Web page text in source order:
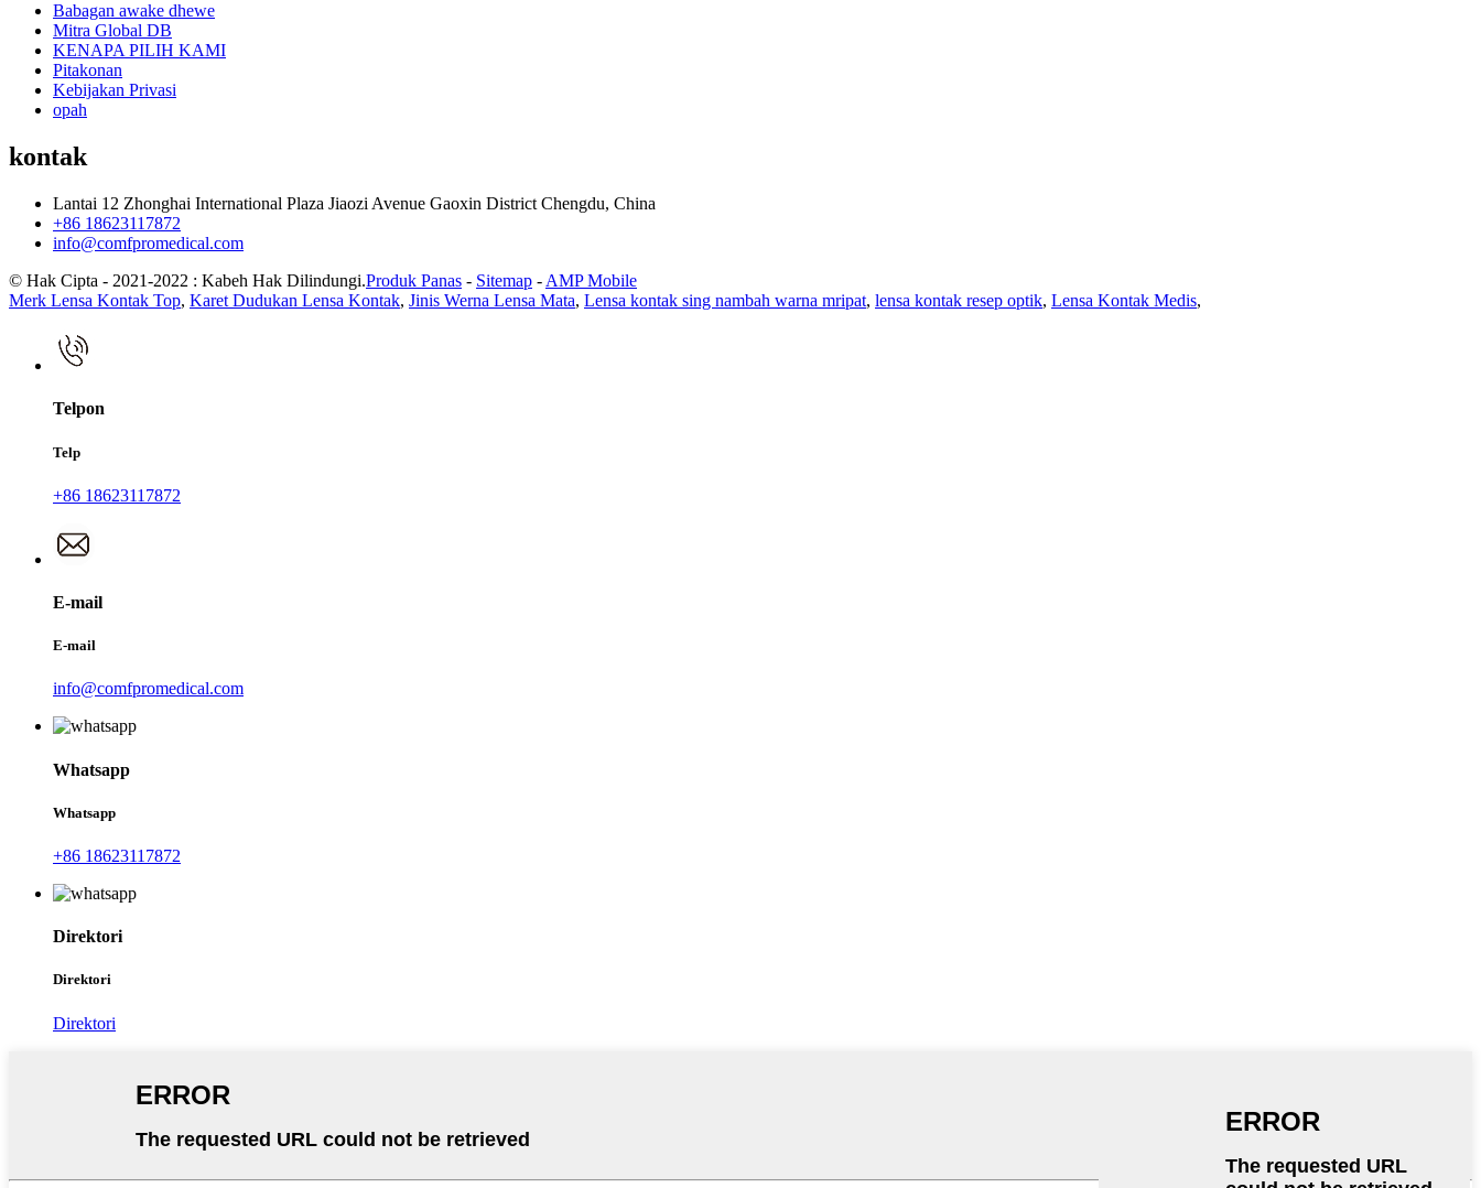
Babagan awake dhewe
Mitra Global DB
KENAPA PILIH KAMI
Pitakonan
Kebijakan Privasi
opah
kontak
Lantai 12 Zhonghai International Plaza Jiaozi Avenue Gaoxin District Chengdu, China
+86 18623117872
info@comfpromedical.com
© Hak Cipta - 2021-2022 : Kabeh Hak Dilindungi.Produk Panas - Sitemap - AMP Mobile
Merk Lensa Kontak Top, Karet Dudukan Lensa Kontak, Jinis Werna Lensa Mata, Lensa kontak sing nambah warna mripat, lensa kontak resep optik, Lensa Kontak Medis,
Telpon
Telp
+86 18623117872
E-mail
E-mail
info@comfpromedical.com
Whatsapp
Whatsapp
+86 18623117872
Direktori
Direktori
Direktori